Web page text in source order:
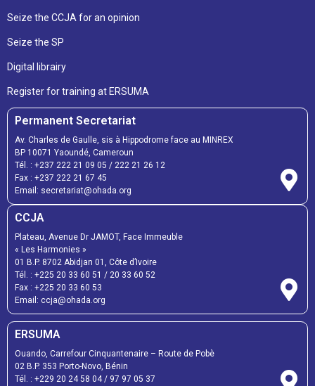
Seize the CCJA for an opinion
Seize the SP
Digital librairy
Register for training at ERSUMA
Permanent Secretariat
Av. Charles de Gaulle, sis à Hippodrome face au MINREX
BP 10071 Yaoundé, Cameroun
Tél. : +237 222 21 09 05 / 222 21 26 12
Fax : +237 222 21 67 45
Email: secretariat@ohada.org
CCJA
Plateau, Avenue Dr JAMOT, Face Immeuble
« Les Harmonies »
01 B.P. 8702 Abidjan 01, Côte d’Ivoire
Tél. : +225 20 33 60 51 / 20 33 60 52
Fax : +225 20 33 60 53
Email: ccja@ohada.org
ERSUMA
Ouando, Carrefour Cinquantenaire – Route de Pobè
02 B.P. 353 Porto-Novo, Bénin
Tél. : +229 20 24 58 04/ 97 97 05 37